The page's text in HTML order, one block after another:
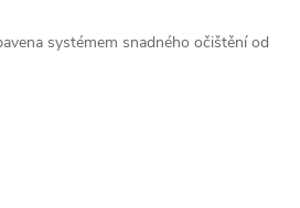
systémem snadného očištění od